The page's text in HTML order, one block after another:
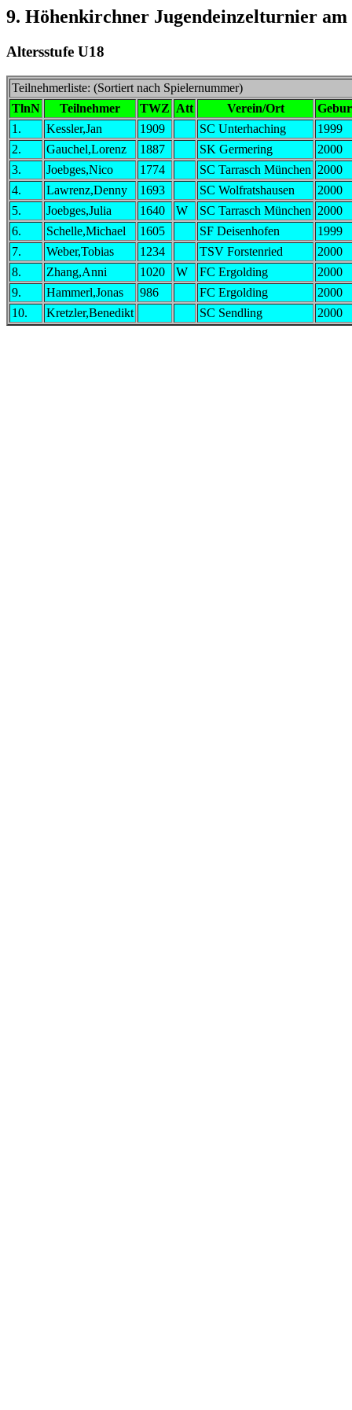
9. Höhenkirchner Jugendeinzelturnier am
Altersstufe U18
Teilnehmerliste: (Sortiert nach Spielernummer)
TlnN
Teilnehmer TWZ Att Verein/Ort
1.
Kessler,Jan 1909 SC Unterhaching
1999
2.
Gauchel,Lorenz 1887 SK Germering
2000
3.
Joebges,Nico 1774 SC Tarrasch München 2000
4.
Lawrenz,Denny 1693 SC Wolfratshausen
2000
5.
Joebges,Julia 1640 W SC Tarrasch München 2000
6.
Schelle,Michael 1605 SF Deisenhofen
1999
7.
Weber,Tobias 1234 TSV Forstenried
2000
8.
Zhang,Anni 1020 W FC Ergolding
2000
9.
Hammerl,Jonas 986 FC Ergolding
2000
10.
Kretzler,Benedikt SC Sendling 2000